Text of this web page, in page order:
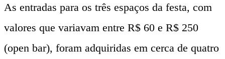
As entradas para os três espaços da festa, com
valores que variavam entre R$ 60 e R$ 250
(open bar), foram adquiridas em cerca de quatro